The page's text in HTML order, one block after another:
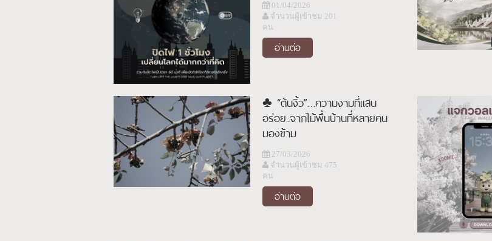
01/04/2026
จำนวนผู้เข้าชม 201
คน
อ่านต่อ
♣︎ “ต้นงิ้ว”…ความงามที่แสน
อร่อย..จากไม้พื้นบ้านที่หลายคน
มองข้าม
27/03/2026
จำนวนผู้เข้าชม 475
คน
อ่านต่อ